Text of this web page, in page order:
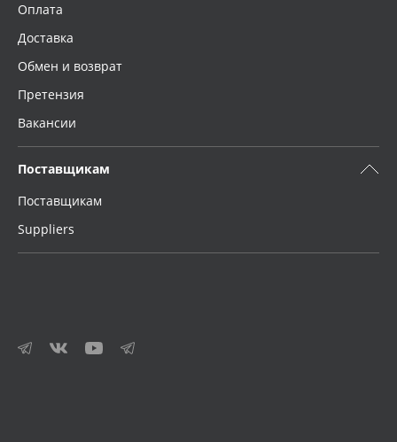
Оплата
Доставка
Обмен и возврат
Претензия
Вакансии
Поставщикам
Поставщикам
Suppliers